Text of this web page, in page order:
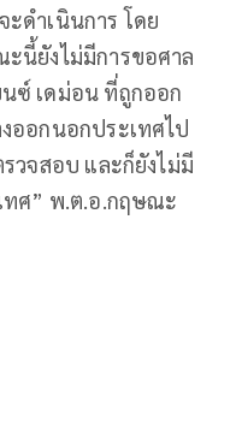
ะดำเนินการ โดย
นี้ยังไม่มีการขอศาล
ซ์ เดม่อน ที่ถูกออก
ออกนอกประเทศไป
วจสอบ และก็ยังไม่มี
ทศ” พ.ต.อ.กฤษณะ